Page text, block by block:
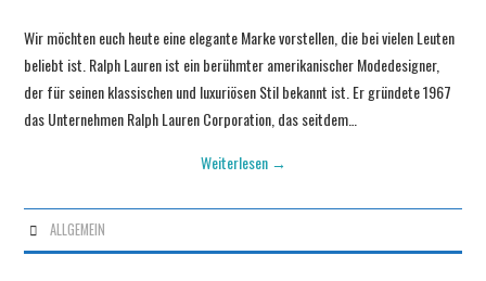
Wir möchten euch heute eine elegante Marke vorstellen, die bei vielen Leuten
beliebt ist. Ralph Lauren ist ein berühmter amerikanischer Modedesigner,
der für seinen klassischen und luxuriösen Stil bekannt ist. Er gründete 1967
das Unternehmen Ralph Lauren Corporation, das seitdem…
Weiterlesen →
ALLGEMEIN